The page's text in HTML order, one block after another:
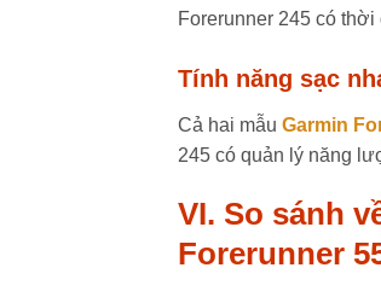
Forerunner 245 có
Tính năng sạc
Cả hai mẫu Garmin
245 có quản lý năng
VI. So sánh
Forerunner